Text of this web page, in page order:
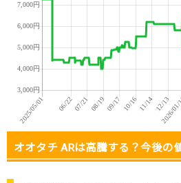
オオタチ ARは高騰する？今後の